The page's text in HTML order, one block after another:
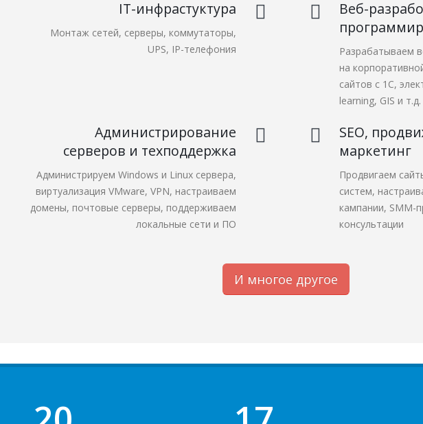
IT-инфрастуктура
Монтаж сетей, серверы, коммутаторы,
UPS, IP-телефония
Веб-
Разрабатываем
на
сайтов с 1С,
learning, GIS и т.д.
Администрирование
серверов и техподдержка
Администрируем Windows и Linux сервера,
виртуализация VMware, VPN, настраиваем
домены, почтовые серверы, поддерживаем
локальные сети и ПО
SEO,
маркетинг
Продвигаем
систем,
кампании, SMM-
консультации
И многое другое